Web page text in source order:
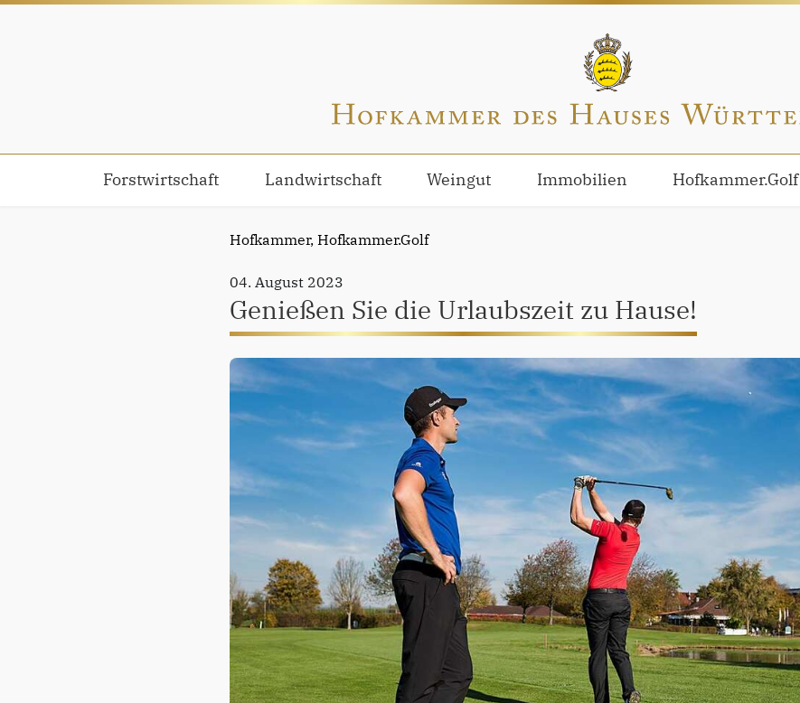
Forstwirtschaft Landwirtschaft Weingut Immobilien Hofkammer.Golf
Hofkammer, Hofkammer.Golf
04. August 2023
Genießen Sie die Urlaubszeit zu Hause!